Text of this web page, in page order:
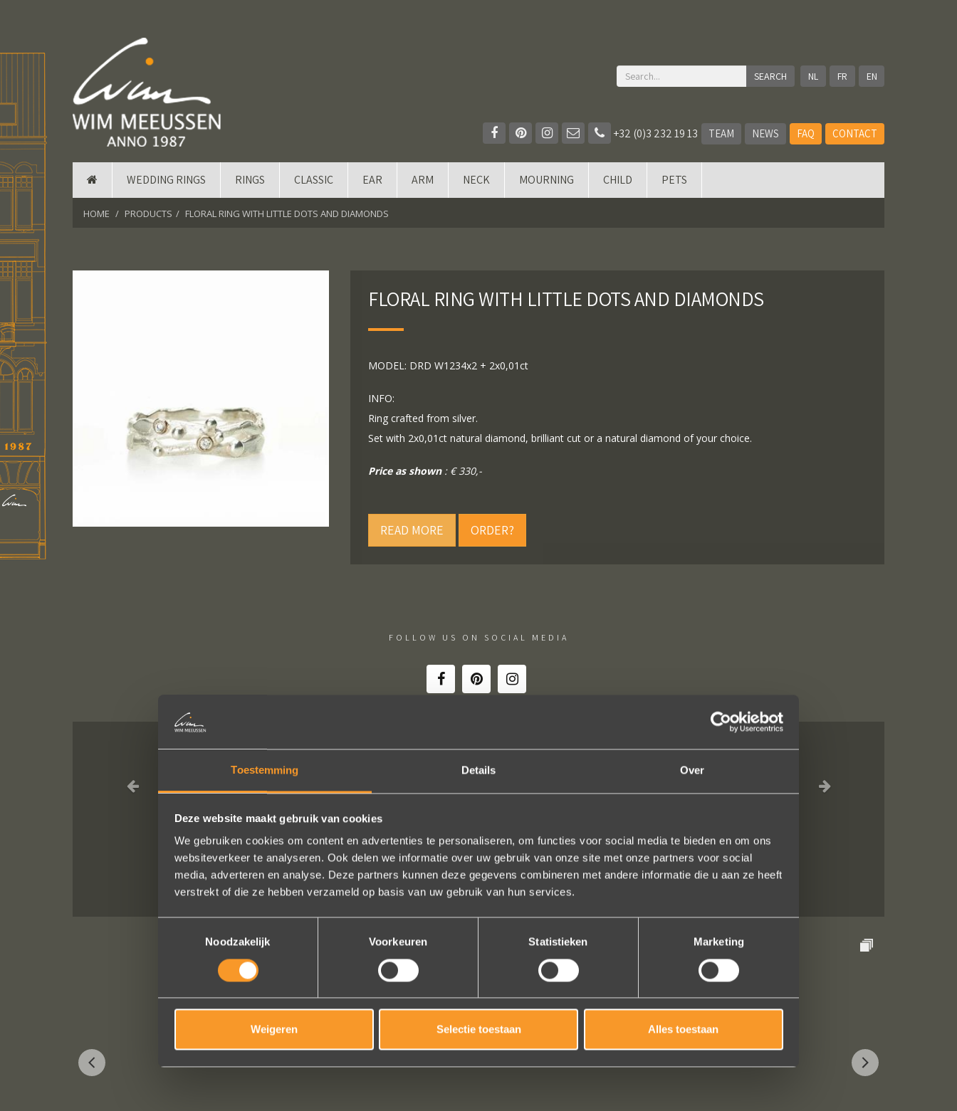
Toestemming Details Over
Deze website maakt gebruik van cookies
We gebruiken cookies om content en advertenties te personaliseren, om functies voor social media te bieden en om ons
websiteverkeer te analyseren. Ook delen we informatie over uw gebruik van onze site met onze partners voor social
media, adverteren en analyse. Deze partners kunnen deze gegevens combineren met andere informatie die u aan ze heeft
verstrekt of die ze hebben verzameld op basis van uw gebruik van hun services.
Noodzakelijk
Voorkeuren Statistieken Marketing
Weigeren Selectie toestaan Alles toestaan
NL FR EN
+32 (0)3 232 19 13 TEAM NEWS FAQ CONTACT
WEDDING RINGS RINGS CLASSIC EAR ARM NECK MOURNING CHILD PETS
HOME PRODUCTS FLORAL RING WITH LITTLE DOTS AND DIAMONDS
FLORAL RING WITH LITTLE DOTS AND DIAMONDS
MODEL: DRD W1234x2 + 2x0,01ct
INFO:
Ring crafted from silver.
Set with 2x0,01ct natural diamond, brilliant cut or a natural diamond of your choice.
Price as shown: € 330,-
READ MORE ORDER?
FOLLOW US ON SOCIAL MEDIA
Sieraden online besteld: de ring is subliem! Zoals altijd! Het maakt mijn verzameling compleet ??
Nathalie Diaz Perez
Bekijk al onze reviews